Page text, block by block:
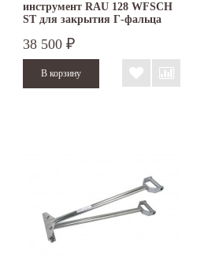
инструмент RAU 128 WFSCH
ST для закрытия Г-фальца
38 500 ₽